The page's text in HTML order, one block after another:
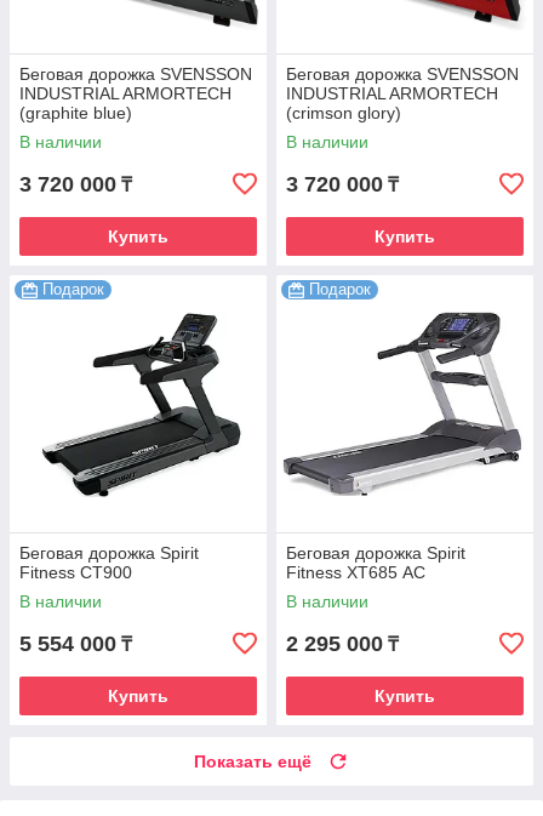
Беговая дорожка SVENSSON
INDUSTRIAL ARMORTECH
(graphite blue)
В наличии
3 720 000 ₸
Купить
Беговая дорожка SVENSSON
INDUSTRIAL ARMORTECH
(crimson glory)
В наличии
3 720 000 ₸
Купить
Подарок
Беговая дорожка Spirit
Fitness CT900
В наличии
5 554 000 ₸
Купить
Подарок
Беговая дорожка Spirit
Fitness XT685 АC
В наличии
2 295 000 ₸
Купить
Показать ещё